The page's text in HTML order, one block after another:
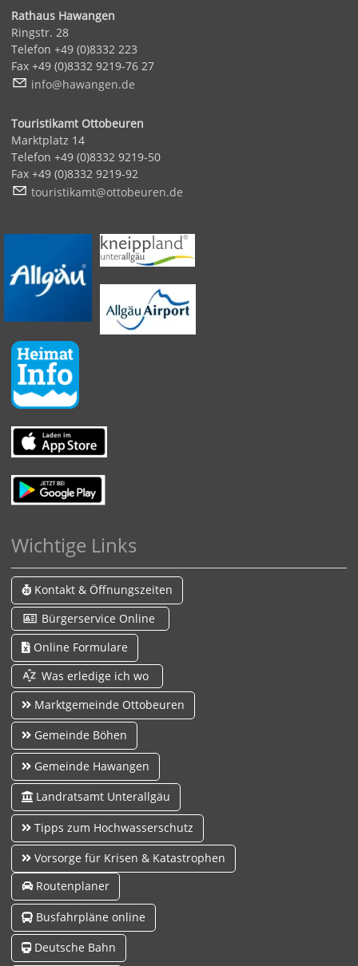
Rathaus Hawangen
Ringstr. 28
Telefon +49 (0)8332 223
Fax +49 (0)8332 9219-76 27
nf
h w ng n d
Touristikamt Ottobeuren
Marktplatz 14
Telefon +49 (0)8332 9219-50
Fax +49 (0)8332 9219-92
t
r st k mt tt b r n d
Wichtige Links
Kontakt & Öffnungszeiten
Bürgerservice Online
Online Formulare
Was erledige ich wo
Marktgemeinde Ottobeuren
Gemeinde Böhen
Gemeinde Hawangen
Landratsamt Unterallgäu
Tipps zum Hochwasserschutz
Vorsorge für Krisen & Katastrophen
Routenplaner
Busfahrpläne online
Deutsche Bahn